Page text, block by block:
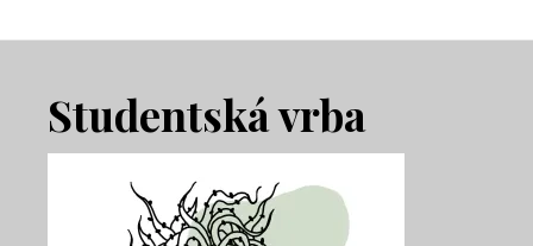
Footer
Studentská vrba